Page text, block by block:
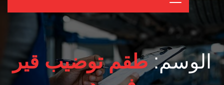
الوسم:طقم توضيب قير